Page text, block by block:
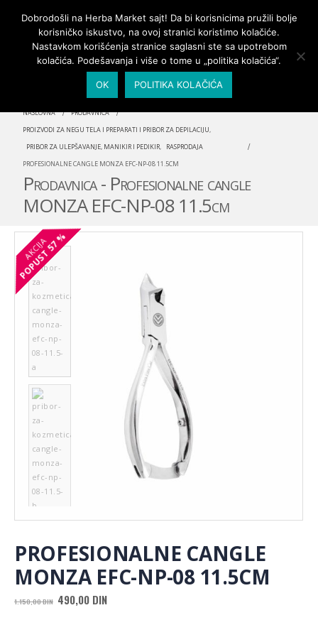
PRIJAVA/MOJ NALOG
NASLOVNA
PRODAVNICA
PROIZVODI ZA NEGU TELA I PREPARATI I PRIBOR ZA DEPILACIJU,
PRIBOR ZA ULEPŠAVANJE, MANIKIR I PEDIKIR,
RASPRODAJA
PROFESIONALNE CANGLE MONZA EFC-NP-08 11.5CM
Prodavnica - Profesionalne cangle
MONZA EFC-NP-08 11.5cm
AKCIJA
POPUST
57 %
PROFESIONALNE CANGLE
MONZA EFC-NP-08 11.5CM
1.150,00DIN Originalna
490,00 DINTrenutna
Dobrodošli na Herba Market sajt! Da bi korisnicima pružili bolje
korisničko iskustvo, na ovoj stranici koristimo kolačiće.
Nastavkom korišćenja stranice saglasni ste sa upotrebom
kolačića. Podešavanja i više o tome u „politika kolačića“.
OK POLITIKA KOLAČIĆA